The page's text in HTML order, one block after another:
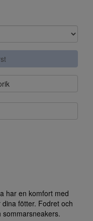
har en komfort med
fötter. Fodret och
sommarsneakers.